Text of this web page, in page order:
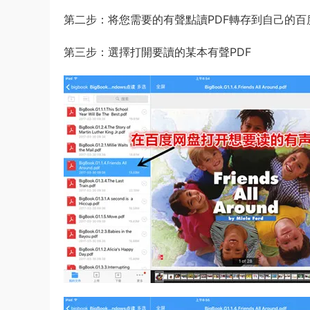
第二步：将您需要的有聲點讀PDF轉存到自己的百
第三步：選擇打開要讀的某本有聲PDF